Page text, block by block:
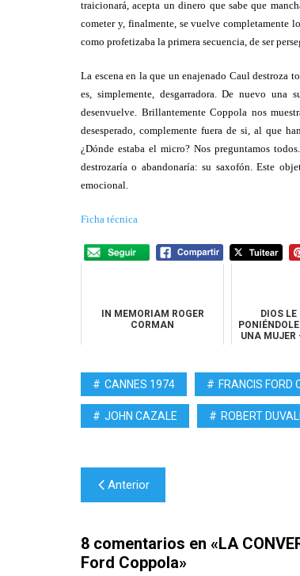
traicionará, acepta un dinero que sabe que
cometer y, finalmente, se vuelve completamente
como profetizaba la primera secuencia, de ser
La escena en la que un enajenado Caul destroza
es, simplemente, desgarradora. De nuevo
desenvuelve. Brillantemente Coppola nos
desesperado, complemente fuera de si, al que
¿Dónde estaba el micro? Nos preguntamos
destrozaría o abandonaría: su saxofón. Este
emocional.
Ficha técnica
IN MEMORIAM ROGER
CORMAN
DIOS
UNA MUJER
CANNES 1974 FRANCIS FORD
JOHN CAZALE ROBERT
Navegación
de
entradas
Anterior
8 comentarios en «LA
Ford Coppola»